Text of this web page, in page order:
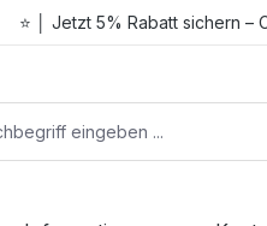
⭐ │ Jetzt 5% Rabatt sichern –